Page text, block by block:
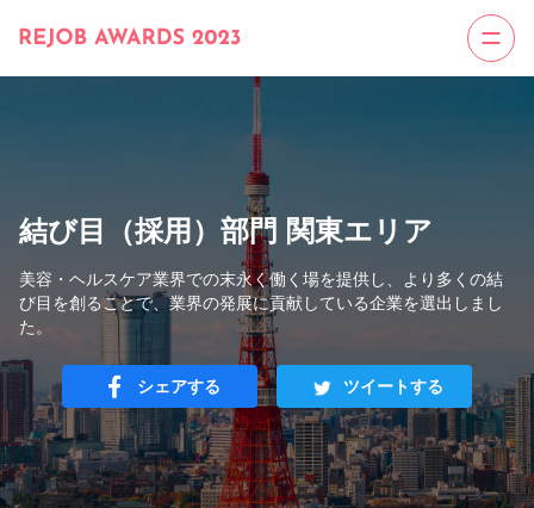
結び目（採用）部門 関東エリア
美容・ヘルスケア業界での末永く働く場を提供し、より多くの結
び目を創ることで、業界の発展に貢献している企業を選出しまし
た。
シェアする ツイートする